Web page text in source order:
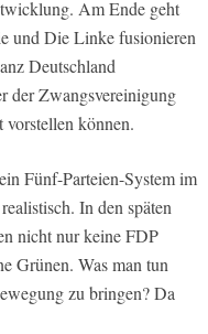
Am Ende geht
und Die Linke fusionieren
Deutschland
der Zwangsvereinigung
können.
Fünf-Parteien-System im
In den späten
nicht nur keine FDP
Grünen. Was man tun
zu bringen? Da